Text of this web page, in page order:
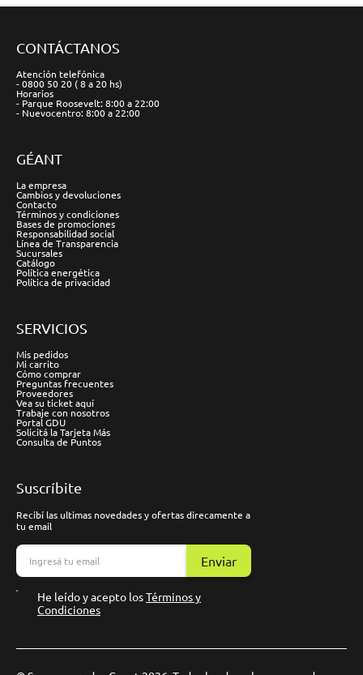
CONTÁCTANOS
Atención telefónica
- 0800 50 20 ( 8 a 20 hs)
Horarios
- Parque Roosevelt: 8:00 a 22:00
- Nuevocentro: 8:00 a 22:00
GÉANT
La empresa
Cambios y devoluciones
Contacto
Términos y condiciones
Bases de promociones
Responsabilidad social
Línea de Transparencia
Sucursales
Catálogo
Política energética
Política de privacidad
SERVICIOS
Mis pedidos
Mi carrito
Cómo comprar
Preguntas frecuentes
Proveedores
Vea su ticket aquí
Trabaje con nosotros
Portal GDU
Solicitá la Tarjeta Más
Consulta de Puntos
Suscríbite
Recibí las ultimas novedades y ofertas direcamente a
tu email
Enviar
He leído y acepto losTérminos y
Condiciones